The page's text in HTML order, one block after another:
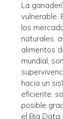
La
vulnerable.
los
naturales,
alimentos
mundial,
hacia un
eficiente,
posible
el Big Data.